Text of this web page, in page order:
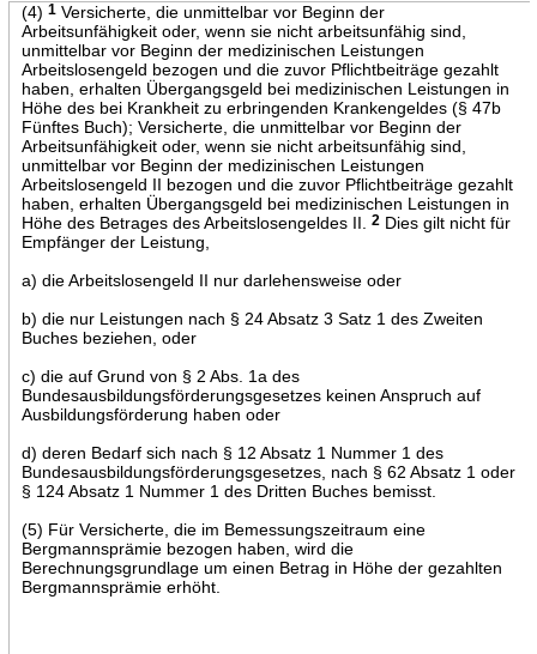
(4) 1Versicherte, die unmittelbar vor Beginn der
Arbeitsunfähigkeit oder, wenn sie nicht arbeitsunfähig sind,
unmittelbar vor Beginn der medizinischen Leistungen
Arbeitslosengeld bezogen und die zuvor Pflichtbeiträge gezahlt
haben, erhalten Übergangsgeld bei medizinischen Leistungen in
Höhe des bei Krankheit zu erbringenden Krankengeldes (§ 47b
Fünftes Buch); Versicherte, die unmittelbar vor Beginn der
Arbeitsunfähigkeit oder, wenn sie nicht arbeitsunfähig sind,
unmittelbar vor Beginn der medizinischen Leistungen
Arbeitslosengeld II bezogen und die zuvor Pflichtbeiträge gezahlt
haben, erhalten Übergangsgeld bei medizinischen Leistungen in
Höhe des Betrages des Arbeitslosengeldes II.
2Dies gilt nicht für
Empfänger der Leistung,
a) die Arbeitslosengeld II nur darlehensweise oder
b) die nur Leistungen nach § 24 Absatz 3 Satz 1 des Zweiten
Buches beziehen, oder
c) die auf Grund von § 2 Abs. 1a des
Bundesausbildungsförderungsgesetzes keinen Anspruch auf
Ausbildungsförderung haben oder
d) deren Bedarf sich nach § 12 Absatz 1 Nummer 1 des
Bundesausbildungsförderungsgesetzes, nach § 62 Absatz 1 oder
§ 124 Absatz 1 Nummer 1 des Dritten Buches bemisst.
(5) Für Versicherte, die im Bemessungszeitraum eine
Bergmannsprämie bezogen haben, wird die
Berechnungsgrundlage um einen Betrag in Höhe der gezahlten
Bergmannsprämie erhöht.